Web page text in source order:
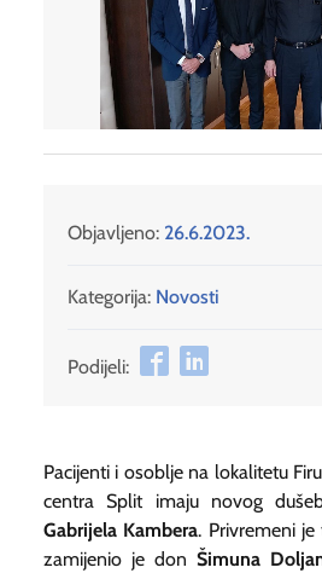
Objavljeno: 26.6.2023.
Kategorija: Novosti
Podijeli:
Pacijenti i osoblje na lokalitetu
centra Split imaju novog
Gabrijela Kambera. Privremeni
zamijenio je don Šimuna